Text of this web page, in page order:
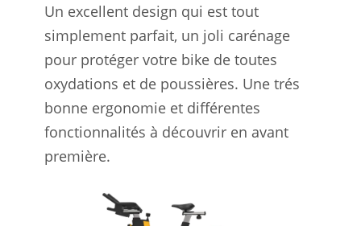
Un excellent design qui est tout
simplement parfait, un joli carénage
pour protéger votre bike de toutes
oxydations et de poussières. Une trés
bonne ergonomie et différentes
fonctionnalités à découvrir en avant
première.